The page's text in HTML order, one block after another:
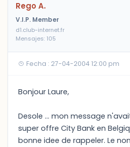
Rego A.
V.I.P. Member
d1.club-internet.fr
Mensajes: 105
Fecha : 27-04-2004 12:00 pm
Bonjour Laure,
Desole ... mon message
super offre City Bank en
bonne idee de rappeler. Le